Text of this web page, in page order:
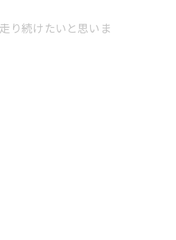
り続けたいと思いま